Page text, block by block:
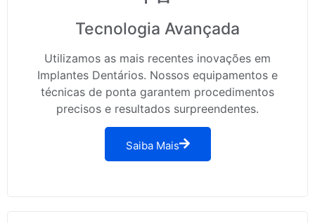
Tecnologia Avançada
Utilizamos as mais recentes inovações em
Implantes Dentários. Nossos equipamentos e
técnicas de ponta garantem procedimentos
precisos e resultados surpreendentes.
Saiba Mais